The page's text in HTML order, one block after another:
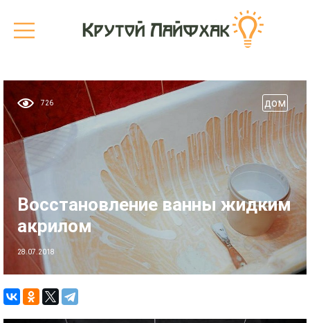
726 дом
Восстановление ванны жидким
акрилом
28.07.2018